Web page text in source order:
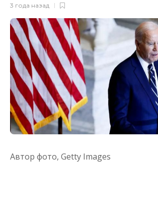
3 года назад
Автор фото, Getty Images